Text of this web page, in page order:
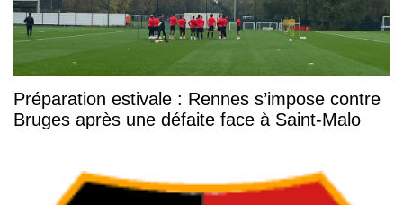
Préparation estivale : Rennes s’impose contre
Bruges après une défaite face à Saint-Malo